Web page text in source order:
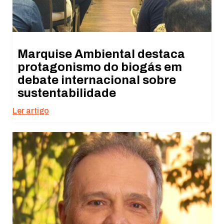
Marquise Ambiental destaca
protagonismo do biogás em
debate internacional sobre
sustentabilidade
Ler artigo
Necessário
Esses cookies
não são
opcionais. São
necessários
para o
funcionamento
do site.